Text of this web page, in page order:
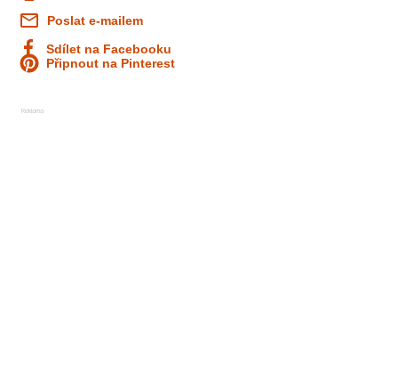
Poslat e-mailem
Sdílet na Facebooku
Připnout na Pinterest
Reklama